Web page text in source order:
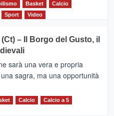
Basket
Calcio
Sport Video
– Il Borgo del Gusto, il
sarà una vera e propria
sagra, ma una opportunità
Calcio
Calcio a 5